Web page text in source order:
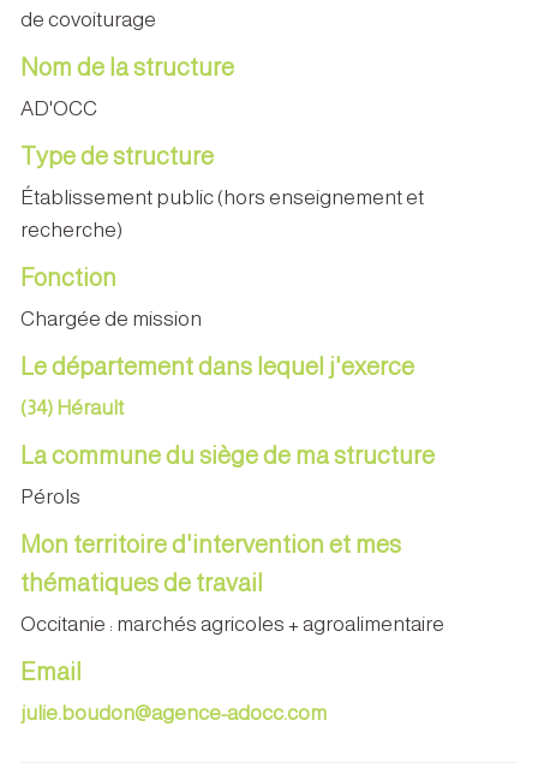
de covoiturage
Nom de la structure
AD'OCC
Type de structure
Établissement public (hors enseignement et
recherche)
Fonction
Chargée de mission
Le département dans lequel j'exerce
(34) Hérault
La commune du siège de ma structure
Pérols
Mon territoire d'intervention et mes
thématiques de travail
Occitanie : marchés agricoles + agroalimentaire
Email
julie.boudon@agence-adocc.com